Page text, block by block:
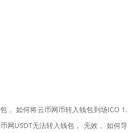
， 如何将云币网币转入钱包到场ICO 1.
网USDT无法转入钱包， 无效， 如何导